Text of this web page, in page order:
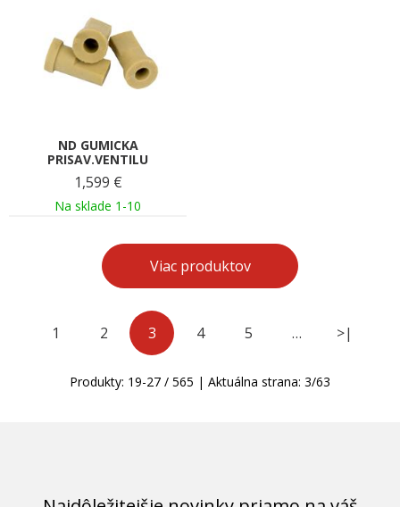
ND GUMICKA
PRISAV.VENTILU
1,599 €
Na sklade 1-10
Viac produktov
1 2 3 4 5 … >|
Produkty: 19-27 / 565 | Aktuálna strana: 3/63